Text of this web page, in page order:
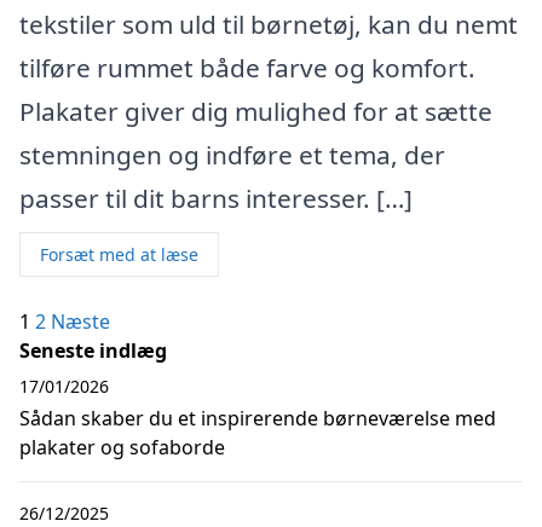
tekstiler som uld til børnetøj, kan du nemt
tilføre rummet både farve og komfort.
Plakater giver dig mulighed for at sætte
stemningen og indføre et tema, der
passer til dit barns interesser. […]
Forsæt med at læse
Indlægsinddeling
1 2 Næste
Seneste indlæg
Sådan skaber du et inspirerende børneværelse med
plakater og sofaborde
17/01/2026
26/12/2025